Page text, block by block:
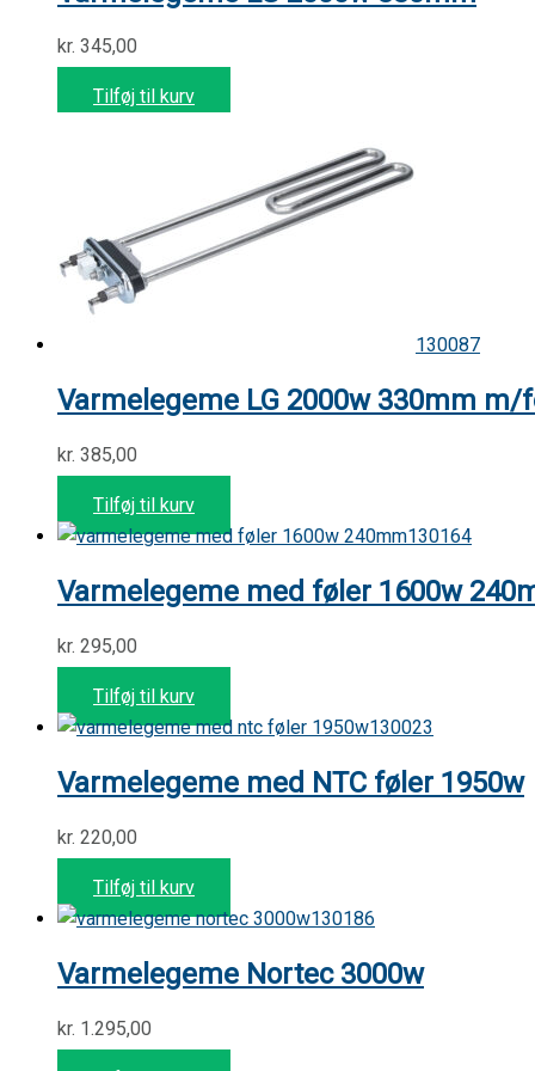
kr. 345,00
Tilføj til kurv
130087
Varmelegeme LG 2000w 330mm m/
kr. 385,00
Tilføj til kurv
130164
Varmelegeme med føler 1600w
kr. 295,00
Tilføj til kurv
130023
Varmelegeme med NTC føler 1950w
kr. 220,00
Tilføj til kurv
130186
Varmelegeme Nortec 3000w
kr. 1.295,00